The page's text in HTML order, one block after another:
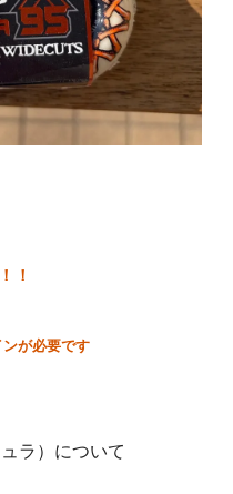
！
が必要です
ラ）について